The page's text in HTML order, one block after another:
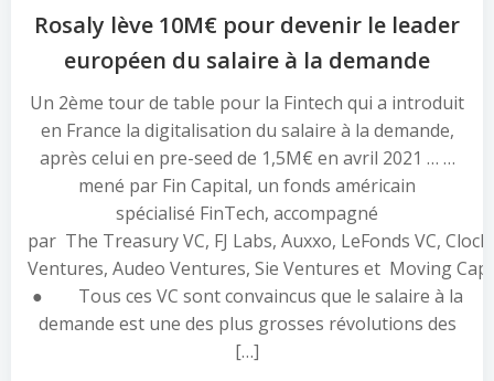
Rosaly lève 10M€ pour devenir le leader
européen du salaire à la demande
Un 2ème tour de table pour la Fintech qui a introduit
en France la digitalisation du salaire à la demande,
après celui en pre-seed de 1,5M€ en avril 2021 … …
mené par Fin Capital, un fonds américain
spécialisé FinTech, accompagné
par The Treasury VC, FJ Labs, Auxxo, LeFonds VC,
Ventures, Audeo Ventures, Sie Ventures et Moving
● Tous ces VC sont convaincus que le salaire à la
demande est une des plus grosses révolutions des
[…]